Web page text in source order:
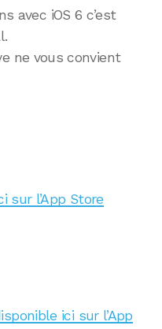
avec iOS 6 c’est
ne vous convient
sur l’App Store
ici sur l’App